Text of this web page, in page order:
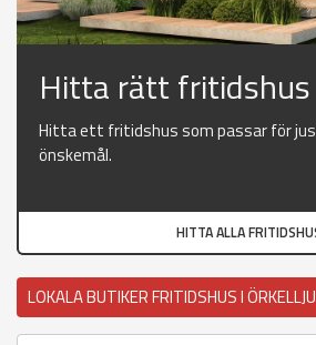
Hitta rätt fritidshus
Hitta ett fritidshus som passar för
önskemål.
HITTA ALLA
LOKALA BUTIKER FRITIDSHUS I